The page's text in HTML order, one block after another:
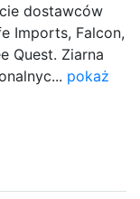
dostawców
Imports, Falcon,
Quest. Ziarna
pokaż